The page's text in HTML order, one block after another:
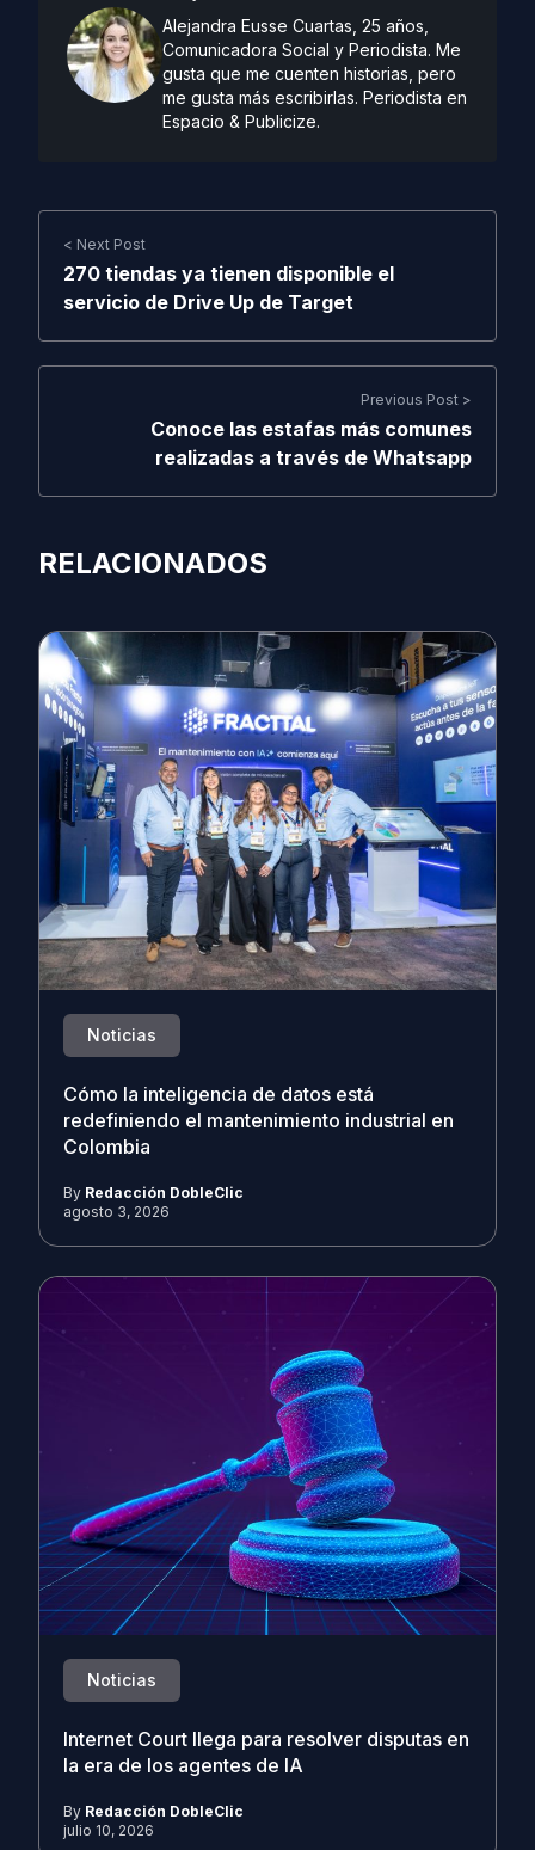
Alejandra Eusse Cuartas, 25 años,
Comunicadora Social y Periodista. Me
gusta que me cuenten historias, pero
me gusta más escribirlas. Periodista en
Espacio & Publicize.
< Next Post
270 tiendas ya tienen disponible el
servicio de Drive Up de Target
Previous Post >
Conoce las estafas más comunes
realizadas a través de Whatsapp
RELACIONADOS
Noticias
Cómo la inteligencia de datos está
redefiniendo el mantenimiento industrial en
Colombia
By Redacción DobleClic
agosto 3, 2026
Noticias
Internet Court llega para resolver disputas en
la era de los agentes de IA
By Redacción DobleClic
julio 10, 2026